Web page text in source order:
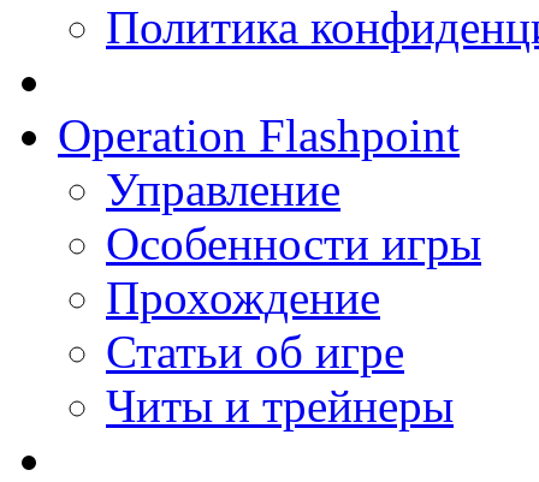
Политика
Operation Flashpoint
Управление
Особенности игры
Прохождение
Статьи об игре
Читы и трейнеры